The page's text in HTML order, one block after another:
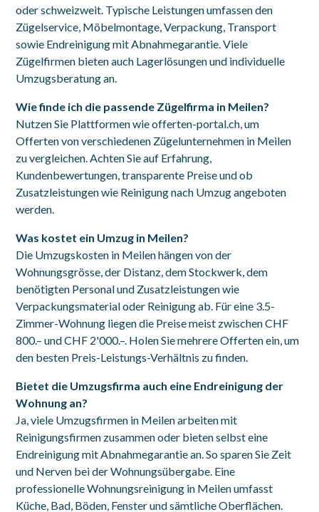
oder schweizweit. Typische Leistungen umfassen den
Zügelservice, Möbelmontage, Verpackung, Transport
sowie Endreinigung mit Abnahmegarantie. Viele
Zügelfirmen bieten auch Lagerlösungen und individuelle
Umzugsberatung an.
Wie finde ich die passende Zügelfirma in Meilen?
Nutzen Sie Plattformen wie offerten-portal.ch, um
Offerten von verschiedenen Zügelunternehmen in Meilen
zu vergleichen. Achten Sie auf Erfahrung,
Kundenbewertungen, transparente Preise und ob
Zusatzleistungen wie Reinigung nach Umzug angeboten
werden.
Was kostet ein Umzug in Meilen?
Die Umzugskosten in Meilen hängen von der
Wohnungsgrösse, der Distanz, dem Stockwerk, dem
benötigten Personal und Zusatzleistungen wie
Verpackungsmaterial oder Reinigung ab. Für eine 3.5-
Zimmer-Wohnung liegen die Preise meist zwischen CHF
800.– und CHF 2'000.–. Holen Sie mehrere Offerten ein, um
den besten Preis-Leistungs-Verhältnis zu finden.
Bietet die Umzugsfirma auch eine Endreinigung der
Wohnung an?
Ja, viele Umzugsfirmen in Meilen arbeiten mit
Reinigungsfirmen zusammen oder bieten selbst eine
Endreinigung mit Abnahmegarantie an. So sparen Sie Zeit
und Nerven bei der Wohnungsübergabe. Eine
professionelle Wohnungsreinigung in Meilen umfasst
Küche, Bad, Böden, Fenster und sämtliche Oberflächen.